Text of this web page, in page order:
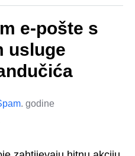
e-pošte s
usluge
. godine